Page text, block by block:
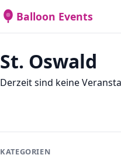
Balloon Events
St. Oswald
Derzeit sind keine
KATEGORIEN